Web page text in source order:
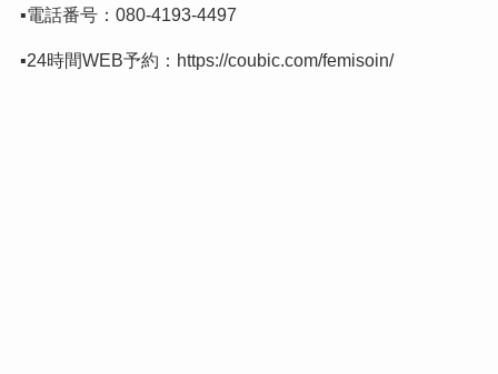
▪️電話番号： 080-4193-4497
▪️24時間WEB予約： https://coubic.com/femisoin/